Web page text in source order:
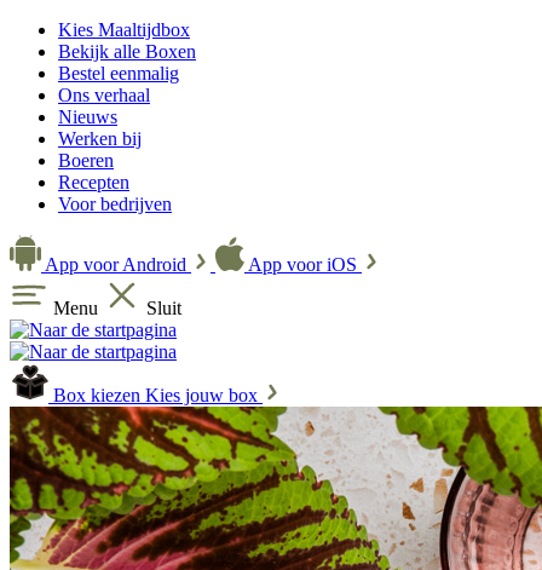
Kies Maaltijdbox
Bekijk alle Boxen
Bestel eenmalig
Ons verhaal
Nieuws
Werken bij
Boeren
Recepten
Voor bedrijven
App voor Android App voor iOS
Menu Sluit
Box kiezen Kies jouw box